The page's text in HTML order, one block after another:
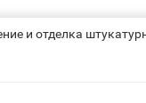
и отделка